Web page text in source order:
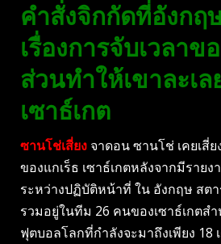
คำสั่งจิกกัดที่อังก
เรื่องการจับเวลาข
ส่วนทำให้เขาละเ
เซาธ์เกต
ซานโช่เสี่ยง จาดอน ซานโช่ เคยเสี่
ของแกเร็ธ เซาธ์เกตหลังจากมีราย
ระหว่างปฏิบัติหน้าที่ ใน อังกฤษ สตา
รวมอยู่ในทีม 26 คนของเซาธ์เกตส
ฟุตบอลโลกที่กำลังจะมาถึงเพียง 18